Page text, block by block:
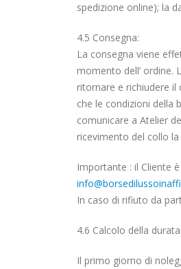
spedizione online); la
4.5 Consegna:
La consegna viene
momento dell’ ordine.
ritornare e richiudere il
che le condizioni della
comunicare a Atelier
ricevimento del collo
Importante : il Cliente
In caso di rifiuto da
4.6 Calcolo della
Il primo giorno di